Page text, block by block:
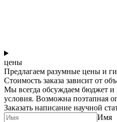
цены
Предлагаем разумные цены и
Стоимость заказа зависит от
Мы всегда обсуждаем бюджет и
условия. Возможна поэтапная
Заказать написание научной
Имя